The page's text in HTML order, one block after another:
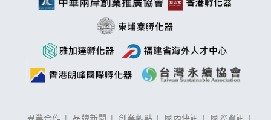
異業合作 品牌新聞 創業觀點 國內快訊 國際資訊